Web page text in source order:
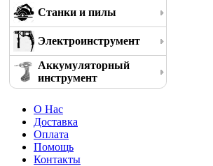
Станки и пилы
Электроинструмент
Аккумуляторный
инструмент
О Нас
Доставка
Оплата
Помощь
Контакты